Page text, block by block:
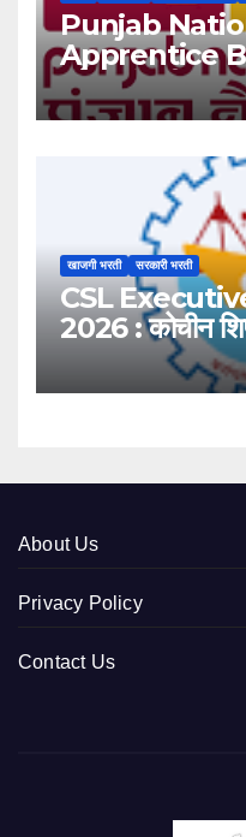
Punjab
Apprentice
उमेदवारांसाठी
खाजगी भरती सरकारी भरती
CSL
2026 : कोचीन
About Us
Privacy Policy
Contact Us